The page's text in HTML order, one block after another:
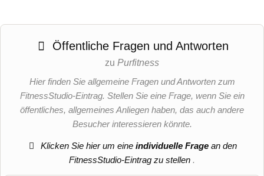
Öffentliche Fragen und Antworten
zu Purfitness
Hier finden Sie allgemeine Fragen und Antworten zum
FitnessStudio-Eintrag. Stellen Sie eine Frage, wenn Sie ein
öffentliches, allgemeines Anliegen haben, das auch andere
Besucher interessieren könnte.
Klicken Sie hier um eineindividuelle Frage an den
FitnessStudio-Eintrag zu stellen .